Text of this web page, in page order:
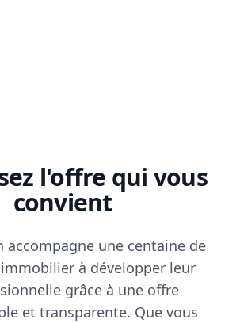
l'offre qui vous
convient
accompagne une centaine de
à développer leur
grâce à une offre
et transparente. Que vous